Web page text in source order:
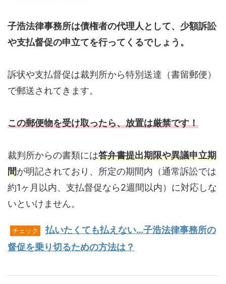
子浩法律事務所は債権者の代理人として、少額訴訟
や支払督促の申立てを行ってくるでしょう。
訴状や支払督促は裁判所から特別送達（書留郵便）
で郵送されてきます。
この郵便物を受け取ったら、放置は厳禁です！
裁判所からの書類には答弁書提出期限や異議申立期
間が明記されており、所定の期間内（通常訴訟では
約1ヶ月以内、支払督促なら2週間以内）に対応しな
いといけません。
チェック
払いたくても払えない…子浩法律事務所の
督促を乗り切るための方法は？